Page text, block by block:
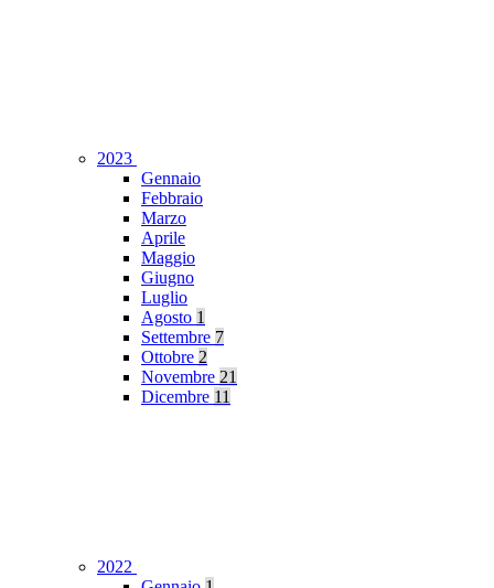
2023
Gennaio
Febbraio
Marzo
Aprile
Maggio
Giugno
Luglio
Agosto 1
Settembre 7
Ottobre 2
Novembre 21
Dicembre 11
2022